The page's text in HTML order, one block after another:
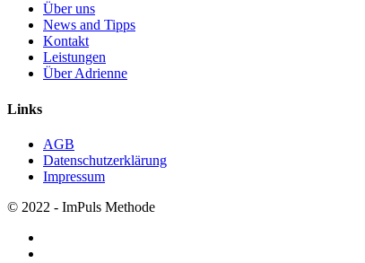
Über uns
News and Tipps
Kontakt
Leistungen
Über Adrienne
Links
AGB
Datenschutzerklärung
Impressum
© 2022 - ImPuls Methode